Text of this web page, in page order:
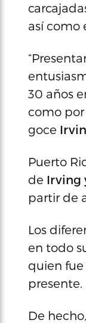
así como
30 años
como
goce
Puerto
de Irving
partir de
Los
en todo
quien fue
presente.
De